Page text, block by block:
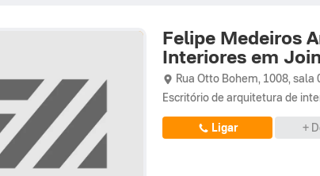
Felipe Medeiros
Interiores em
Rua Otto Bohem, 1008, sala
Escritório de arquitetura de
Ligar +